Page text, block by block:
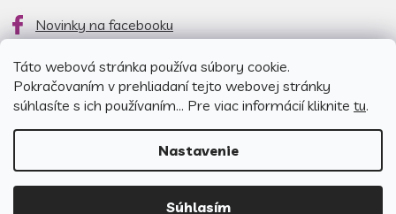
Táto webová stránka používa súbory cookie.
Pokračovaním v prehliadaní tejto webovej stránky
súhlasíte s ich používaním... Pre viac informácií kliknite tu.
Nastavenie
Súhlasím
Novinky na facebooku
Novinky na instagrame
Nakódoval
Obliečky pre